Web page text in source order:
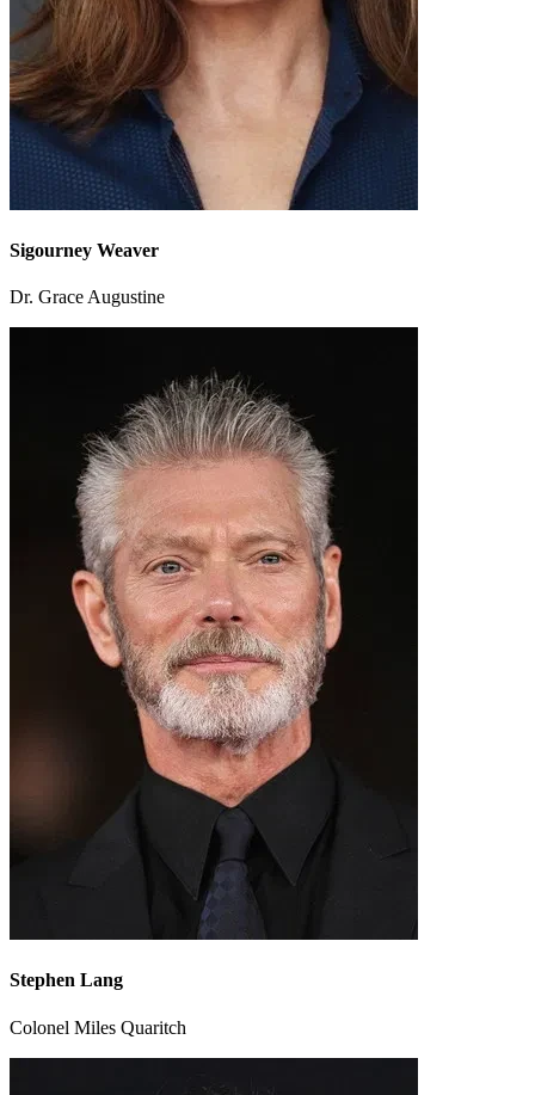
Sigourney Weaver
Dr. Grace Augustine
Stephen Lang
Colonel Miles Quaritch